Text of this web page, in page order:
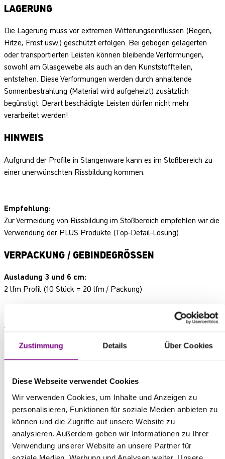
Zustimmung Details Über Cookies
Diese Webseite verwendet Cookies
Wir verwenden Cookies, um Inhalte und Anzeigen zu
personalisieren, Funktionen für soziale Medien anbieten zu
können und die Zugriffe auf unsere Website zu
analysieren. Außerdem geben wir Informationen zu Ihrer
Verwendung unserer Website an unsere Partner für
LAGERUNG
Die Lagerung muss vor extremen Witterungseinflüssen (Regen,
Hitze, Frost usw.) geschützt erfolgen. Bei gebogen gelagerten
oder transportierten Leisten können bleibende Verformungen,
sowohl am Glasgewebe als auch an den Kunststoffteilen,
entstehen. Diese Verformungen werden durch anhaltende
Sonnenbestrahlung (Material wird aufgeheizt) zusätzlich
begünstigt. Derart beschädigte Leisten dürfen nicht mehr
verarbeitet werden!
HINWEIS
Aufgrund der Profile in Stangenware kann es im Stoßbereich zu
einer unerwünschten Rissbildung kommen.
Empfehlung:
Zur Vermeidung von Rissbildung im Stoßbereich empfehlen wir die
Verwendung der PLUS Produkte (Top-Detail-Lösung).
VERPACKUNG / GEBINDEGRÖSSEN
Ausladung 3 und 6 cm:
2 lfm Profil (10 Stück = 20 lfm / Packung)
Ausladung 10 cm:
DOWNLOADS
Technische Informationen